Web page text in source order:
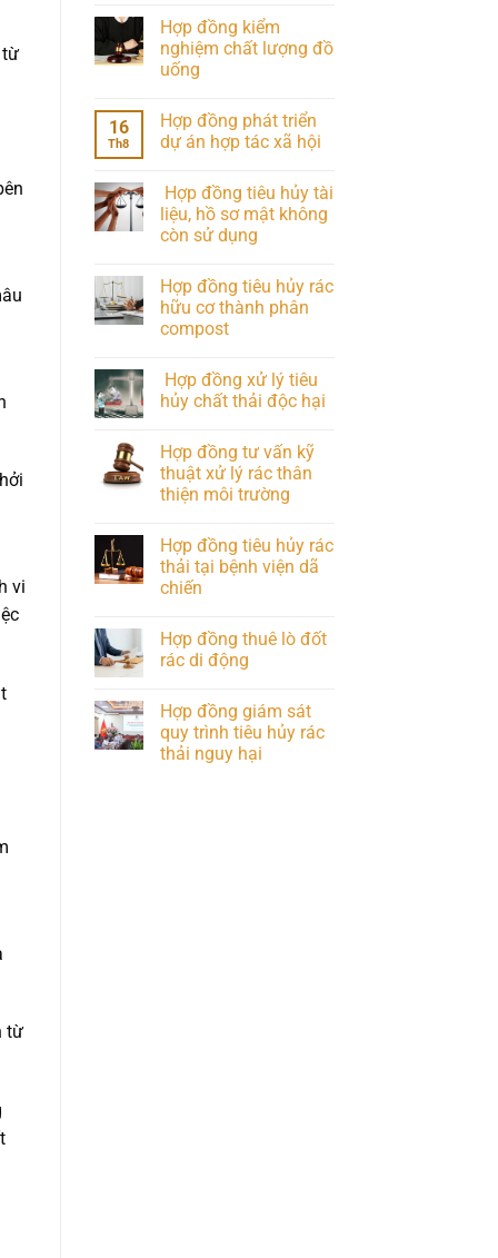
từ
vi
từ
Hợp đồng kiểm
nghiệm chất lượng đồ
uống
16
Th8
Hợp đồng phát triển
dự án hợp tác xã hội
Hợp đồng tiêu hủy tài
liệu, hồ sơ mật không
còn sử dụng
Hợp đồng tiêu hủy rác
hữu cơ thành phân
compost
Hợp đồng xử lý tiêu
hủy chất thải độc hại
Hợp đồng tư vấn kỹ
thuật xử lý rác thân
thiện môi trường
Hợp đồng tiêu hủy rác
thải tại bệnh viện dã
chiến
Hợp đồng thuê lò đốt
rác di động
Hợp đồng giám sát
quy trình tiêu hủy rác
thải nguy hại